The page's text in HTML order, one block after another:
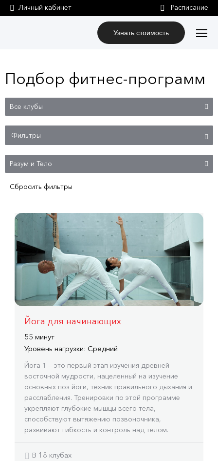
Личный кабинет
Узнать стоимость
Подбор фитнес-программ
Фильтры
Сбросить фильтры
Йога для начинающих
55 минут
Уровень нагрузки: Средний
Йога 1 — это первый этап изучения древней
восточной мудрости, нацеленный на изучение
основных поз йоги, техник правильного дыхания и
расслабления. Тренировки по этой программе
укрепляют глубокие мышцы всего тела,
способствуют вытяжению позвоночника,
развивают гибкость и контроль над телом.
В 18 клубах